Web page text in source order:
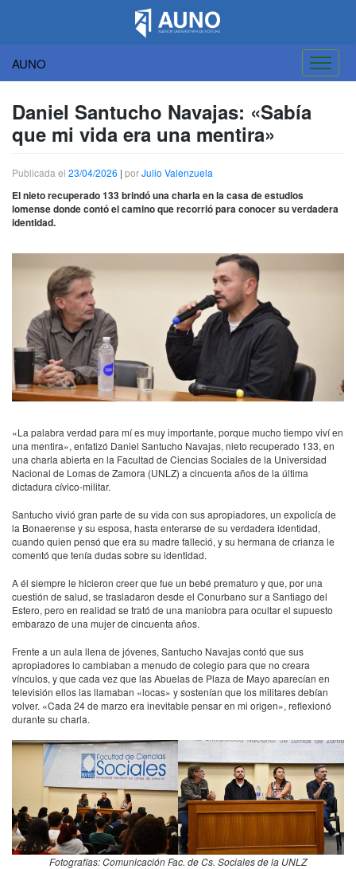
AUNO
contenido
Daniel Santucho Navajas: «Sabía
que mi vida era una mentira»
Publicada el 23/04/2026 | porJulio Valenzuela
El nieto recuperado 133 brindó una charla en la casa de estudios
lomense donde contó el camino que recorrió para conocer su verdadera
identidad.
«La palabra verdad para mí es muy importante, porque mucho tiempo viví en
una mentira», enfatizó Daniel Santucho Navajas, nieto recuperado 133, en
una charla abierta en la Facultad de Ciencias Sociales de la Universidad
Nacional de Lomas de Zamora (UNLZ) a cincuenta años de la última
dictadura cívico-militar.
Santucho vivió gran parte de su vida con sus apropiadores, un expolicía de
la Bonaerense y su esposa, hasta enterarse de su verdadera identidad,
cuando quien pensó que era su madre falleció, y su hermana de crianza le
comentó que tenía dudas sobre su identidad.
A él siempre le hicieron creer que fue un bebé prematuro y que, por una
cuestión de salud, se trasladaron desde el Conurbano sur a Santiago del
Estero, pero en realidad se trató de una maniobra para ocultar el supuesto
embarazo de una mujer de cincuenta años.
Frente a un aula llena de jóvenes, Santucho Navajas contó que sus
apropiadores lo cambiaban a menudo de colegio para que no creara
vínculos, y que cada vez que las Abuelas de Plaza de Mayo aparecían en
televisión ellos las llamaban «locas» y sostenían que los militares debían
volver. «Cada 24 de marzo era inevitable pensar en mi origen», reflexionó
durante su charla.
Fotografías: Comunicación Fac. de Cs. Sociales de la UNLZ